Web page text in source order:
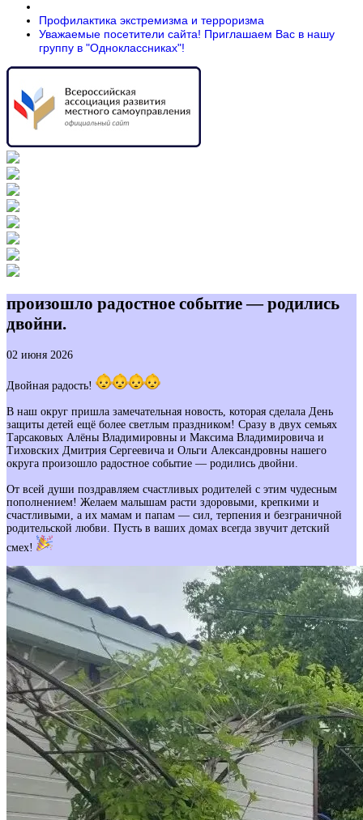
Профилактика экстремизма и терроризма
Уважаемые посетители сайта! Приглашаем Вас в нашу
группу в "Одноклассниках"!
произошло радостное событие — родились
двойни.
02 июня 2026
Двойная радость!
В наш округ пришла замечательная новость, которая сделала День
защиты детей ещё более светлым праздником! Сразу в двух семьях
Тарсаковых Алёны Владимировны и Максима Владимировича и
Тиховских Дмитрия Сергеевича и Ольги Александровны нашего
округа произошло радостное событие — родились двойни.
От всей души поздравляем счастливых родителей с этим чудесным
пополнением! Желаем малышам расти здоровыми, крепкими и
счастливыми, а их мамам и папам — сил, терпения и безграничной
родительской любви. Пусть в ваших домах всегда звучит детский
смех!